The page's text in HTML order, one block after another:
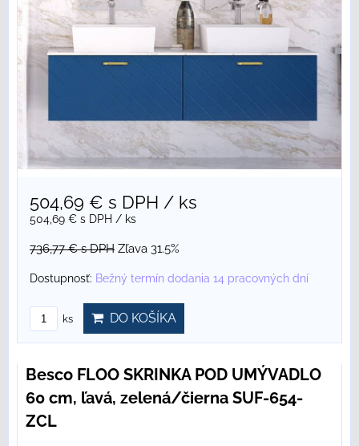
504,69 € s DPH / ks
504,69 € s DPH / ks
736,77 €s DPH Zľava 31.5%
Dostupnosť: Bežný termín dodania 14 pracovných dní
ks DO KOŠÍKA
Besco FLOO SKRINKA POD UMÝVADLO
60 cm, ľavá, zelená/čierna SUF-654-
ZCL